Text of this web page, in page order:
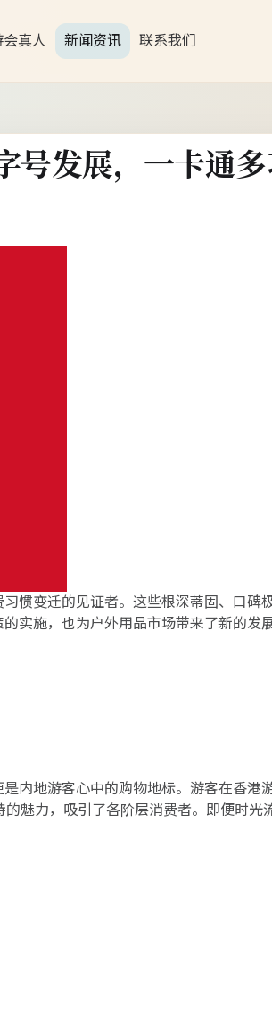
真人 新闻资讯 联系我们
号发展，一卡通
惯变迁的见证者。这些根深蒂固、口碑
实施，也为户外用品市场带来了新的发展
内地游客心中的购物地标。游客在香港
魅力，吸引了各阶层消费者。即便时光